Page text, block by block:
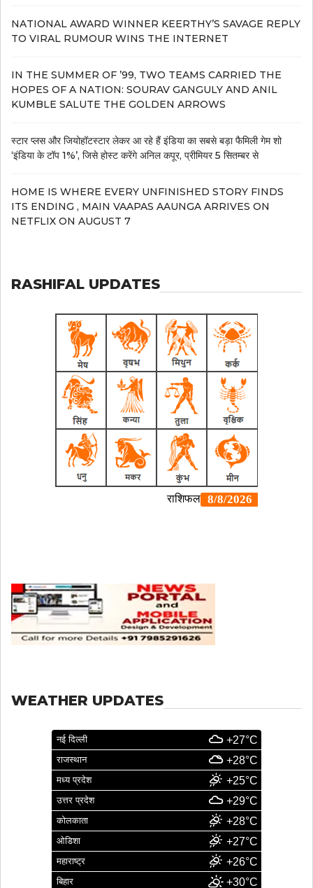
NATIONAL AWARD WINNER KEERTHY’S SAVAGE REPLY
TO VIRAL RUMOUR WINS THE INTERNET
IN THE SUMMER OF ’99, TWO TEAMS CARRIED THE
HOPES OF A NATION: SOURAV GANGULY AND ANIL
KUMBLE SALUTE THE GOLDEN ARROWS
स्टार प्लस और जियोहॉटस्टार लेकर आ रहे हैं इंडिया का सबसे बड़ा फैमिली गेम शो
‘इंडिया के टॉप 1%’, जिसे होस्ट करेंगे अनिल कपूर, प्रीमियर 5 सितम्बर से
HOME IS WHERE EVERY UNFINISHED STORY FINDS
ITS ENDING , MAIN VAAPAS AAUNGA ARRIVES ON
NETFLIX ON AUGUST 7
RASHIFAL UPDATES
WEATHER UPDATES
नई दिल्ली +27°C
राजस्थान +28°C
मध्य प्रदेश +25°C
उत्तर प्रदेश +29°C
कोलकाता +28°C
ओडिशा +27°C
महाराष्ट्र +26°C
बिहार +30°C